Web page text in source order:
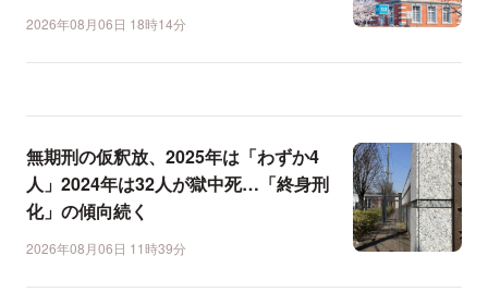
2026年08月06日 18時14分
無期刑の仮釈放、2025年は「わずか4
人」2024年は32人が獄中死…「終身刑
化」の傾向続く
2026年08月06日 11時39分